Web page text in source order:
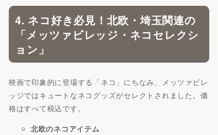
4. ネコ好き必見！北欧・埼玉関連の
「メッツァビレッジ・ネコセレクシ
ョン」
映画で印象的に登場する「ネコ」にちなみ、メッツァビレ
ッジではキュートなネコグッズがセレクトされました。価
格はすべて税込です。
北欧のネコアイテム